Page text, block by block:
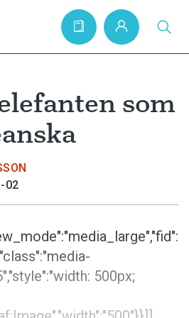
som
02
500px;